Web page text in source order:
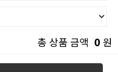
총 상품 금액 0 원